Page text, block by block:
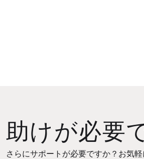
助けが必要
さらにサポートが必要ですか？お気